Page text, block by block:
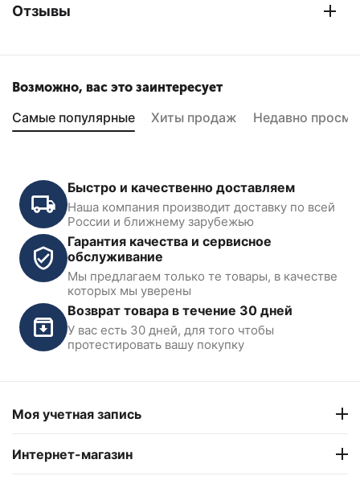
Отзывы
Возможно, вас это заинтересует
Самые популярные Хиты продаж Недавно
Быстро и качественно доставляем
Наша компания производит доставку по всей
России и ближнему зарубежью
Гарантия качества и сервисное
обслуживание
Мы предлагаем только те товары, в качестве
которых мы уверены
Возврат товара в течение 30 дней
У вас есть 30 дней, для того чтобы
протестировать вашу покупку
Моя учетная запись
Интернет-магазин